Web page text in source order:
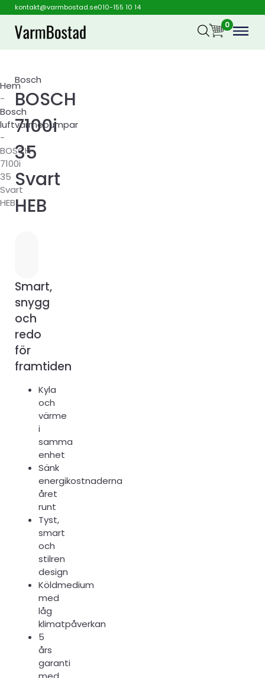
kontakt@varmbostad.se010-155 10 14
0
Hem
-
Bosch
luftvärmepumpar
-
BOSCH
7100i
35
Svart
HEB
Bosch
BOSCH
7100i
35
Svart
HEB
Smart,
snygg
och
redo
för
framtiden
Kyla
och
värme
i
samma
enhet
Sänk
energikostnaderna
året
runt
Tyst,
smart
och
stilren
design
Köldmedium
med
låg
klimatpåverkan
5
års
garanti